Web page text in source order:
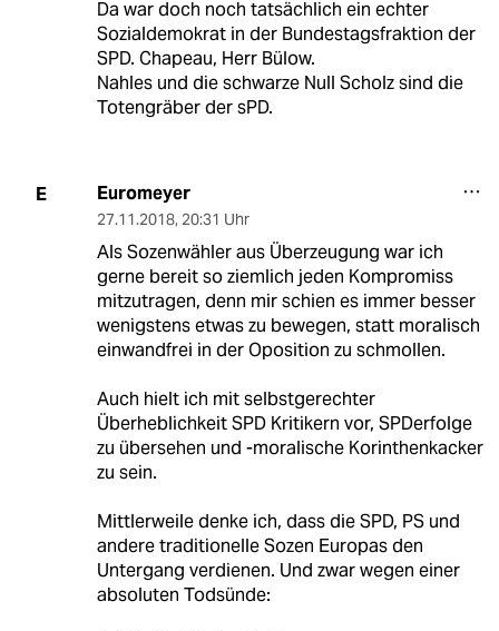
Da war doch noch tatsächlich ein echter
Sozialdemokrat in der Bundestagsfraktion der
SPD. Chapeau, Herr Bülow.
Nahles und die schwarze Null Scholz sind die
Totengräber der sPD.
E Euromeyer
27.11.2018, 20:31 Uhr
Als Sozenwähler aus Überzeugung war ich
gerne bereit so ziemlich jeden Kompromiss
mitzutragen, denn mir schien es immer besser
wenigstens etwas zu bewegen, statt moralisch
einwandfrei in der Oposition zu schmollen.
Auch hielt ich mit selbstgerechter
Überheblichkeit SPD Kritikern vor, SPDerfolge
zu übersehen und -moralische Korinthenkacker
zu sein.
Mittlerweile denke ich, dass die SPD, PS und
andere traditionelle Sozen Europas den
Untergang verdienen. Und zwar wegen einer
absoluten Todsünde: